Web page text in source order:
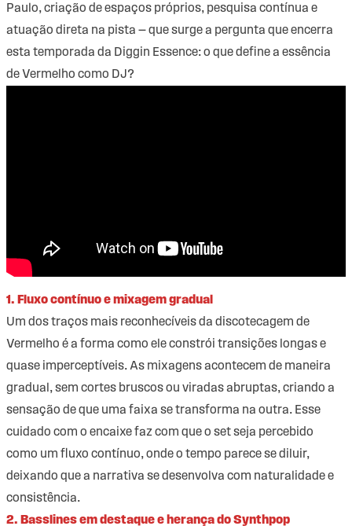
Paulo, criação de espaços próprios, pesquisa contínua e
atuação direta na pista — que surge a pergunta que encerra
esta temporada da Diggin Essence: o que define a essência
de Vermelho como DJ?
1. Fluxo contínuo e mixagem gradual
Um dos traços mais reconhecíveis da discotecagem de
Vermelho é a forma como ele constrói transições longas e
quase imperceptíveis. As mixagens acontecem de maneira
gradual, sem cortes bruscos ou viradas abruptas, criando a
sensação de que uma faixa se transforma na outra. Esse
cuidado com o encaixe faz com que o set seja percebido
como um fluxo contínuo, onde o tempo parece se diluir,
deixando que a narrativa se desenvolva com naturalidade e
consistência.
2. Basslines em destaque e herança do Synthpop